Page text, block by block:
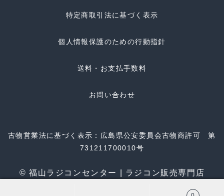
特定商取引法に基づく表示
個人情報保護のための行動指針
送料・お支払手数料
お問い合わせ
古物営業法に基づく表示：広島県公安委員会古物商許可 第
731211700010号
© 福山ラジコンセンター | ラジコン販売専門店